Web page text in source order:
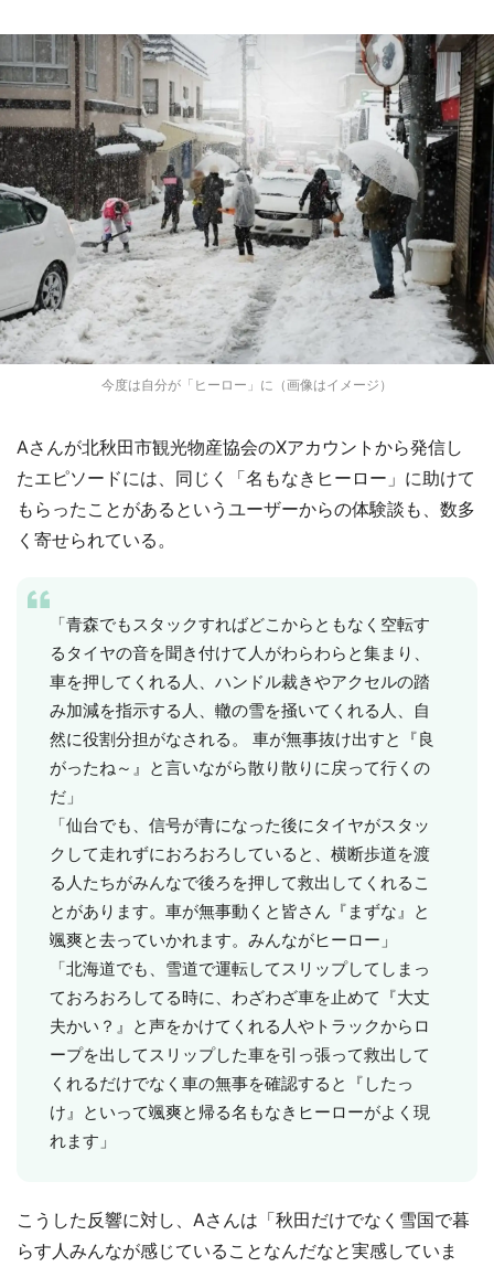
今度は自分が「ヒーロー」に（画像はイメージ）
Aさんが北秋田市観光物産協会のXアカウントから発信し
たエピソードには、同じく「名もなきヒーロー」に助けて
もらったことがあるというユーザーからの体験談も、数多
く寄せられている。
「青森でもスタックすればどこからともなく空転す
るタイヤの音を聞き付けて人がわらわらと集まり、
車を押してくれる人、ハンドル裁きやアクセルの踏
み加減を指示する人、轍の雪を掻いてくれる人、自
然に役割分担がなされる。 車が無事抜け出すと『良
がったね～』と言いながら散り散りに戻って行くの
だ」
「仙台でも、信号が青になった後にタイヤがスタッ
クして走れずにおろおろしていると、横断歩道を渡
る人たちがみんなで後ろを押して救出してくれるこ
とがあります。車が無事動くと皆さん『まずな』と
颯爽と去っていかれます。みんながヒーロー」
「北海道でも、雪道で運転してスリップしてしまっ
ておろおろしてる時に、わざわざ車を止めて『大丈
夫かい？』と声をかけてくれる人やトラックからロ
ープを出してスリップした車を引っ張って救出して
くれるだけでなく車の無事を確認すると『したっ
け』といって颯爽と帰る名もなきヒーローがよく現
れます」
こうした反響に対し、Aさんは「秋田だけでなく雪国で暮
らす人みんなが感じていることなんだなと実感していま